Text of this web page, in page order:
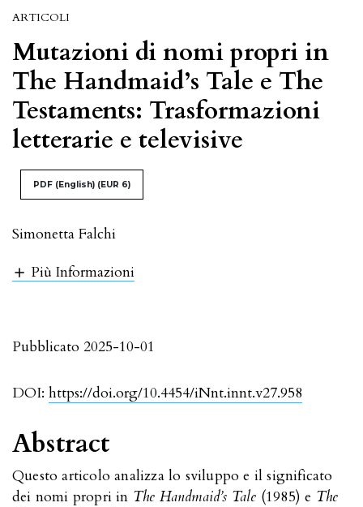
ARTICOLI
Mutazioni di nomi propri in
The Handmaid’s Tale e The
Testaments: Trasformazioni
letterarie e televisive
PDF (English) (EUR 6)
Simonetta Falchi
Più Informazioni
DOI: https://doi.org/10.4454/iNnt.innt.v27.958
Pubblicato 2025-10-01
Abstract
Questo articolo analizza lo sviluppo e il significato
dei nomi propri in The Handmaid’s Tale (1985) e The